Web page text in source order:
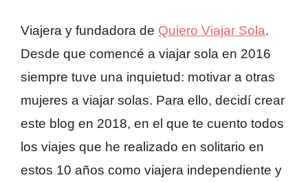
Viajera y fundadora de Quiero Viajar Sola.
Desde que comencé a viajar sola en 2016
siempre tuve una inquietud: motivar a otras
mujeres a viajar solas. Para ello, decidí crear
este blog en 2018, en el que te cuento todos
los viajes que he realizado en solitario en
estos 10 años como viajera independiente y